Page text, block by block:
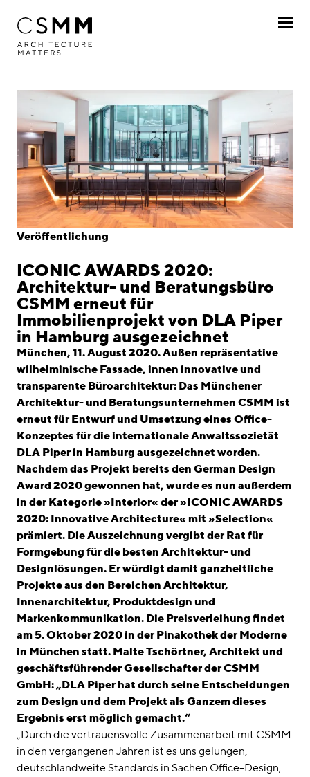
Profil
Leistungen
Projekte
Journal
Awards
Standorte
linkedininstagram
Deutsch
English
Impressum
Veröffentlichung
ICONIC AWARDS 2020:
Architektur- und Beratungsbüro
CSMM erneut für
Immobilienprojekt von DLA Piper
in Hamburg ausgezeichnet
München, 11. August 2020. Außen repräsentative
wilhelminische Fassade, innen innovative und
transparente Büroarchitektur: Das Münchener
Architektur- und Beratungsunternehmen CSMM ist
erneut für Entwurf und Umsetzung eines Office-
Konzeptes für die internationale Anwaltssozietät
DLA Piper in Hamburg ausgezeichnet worden.
Nachdem das Projekt bereits den German Design
Award 2020 gewonnen hat, wurde es nun außerdem
in der Kategorie »Interior« der »ICONIC AWARDS
2020: Innovative Architecture« mit »Selection«
prämiert. Die Auszeichnung vergibt der Rat für
Formgebung für die besten Architektur- und
Designlösungen. Er würdigt damit ganzheitliche
Projekte aus den Bereichen Architektur,
Innenarchitektur, Produktdesign und
Markenkommunikation. Die Preisverleihung findet
am 5. Oktober 2020 in der Pinakothek der Moderne
in München statt. Malte Tschörtner, Architekt und
geschäftsführender Gesellschafter der CSMM
GmbH: „DLA Piper hat durch seine Entscheidungen
zum Design und dem Projekt als Ganzem dieses
Ergebnis erst möglich gemacht.“
„Durch die vertrauensvolle Zusammenarbeit mit CSMM
in den vergangenen Jahren ist es uns gelungen,
deutschlandweite Standards in Sachen Office-Design,